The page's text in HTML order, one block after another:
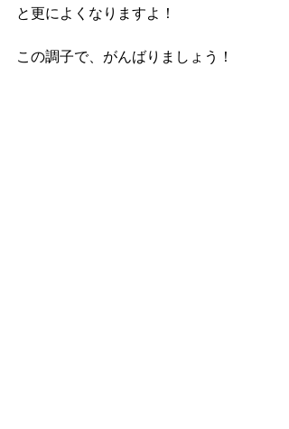
と更によくなりますよ！
この調子で、がんばりましょう！